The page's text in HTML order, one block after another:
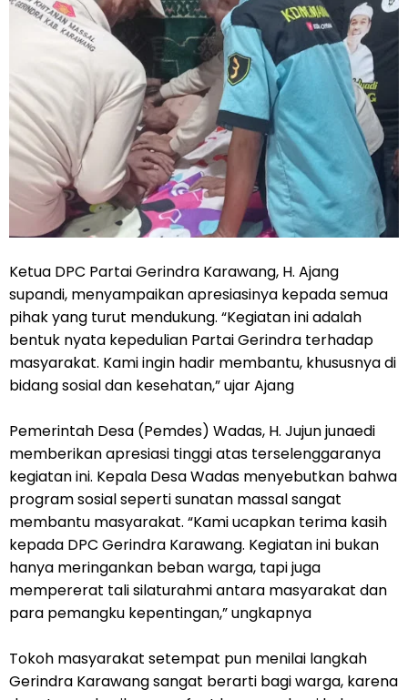
‎‎Ketua DPC Partai Gerindra Karawang, H. Ajang
supandi, menyampaikan apresiasinya kepada semua
pihak yang turut mendukung. “Kegiatan ini adalah
bentuk nyata kepedulian Partai Gerindra terhadap
masyarakat. Kami ingin hadir membantu, khususnya di
bidang sosial dan kesehatan,” ujar Ajang
‎Pemerintah Desa (Pemdes) Wadas, H. Jujun junaedi
memberikan apresiasi tinggi atas terselenggaranya
kegiatan ini. Kepala Desa Wadas menyebutkan bahwa
program sosial seperti sunatan massal sangat
membantu masyarakat. “Kami ucapkan terima kasih
kepada DPC Gerindra Karawang. Kegiatan ini bukan
hanya meringankan beban warga, tapi juga
mempererat tali silaturahmi antara masyarakat dan
para pemangku kepentingan,” ungkapnya
‎Tokoh masyarakat setempat pun menilai langkah
Gerindra Karawang sangat berarti bagi warga, karena